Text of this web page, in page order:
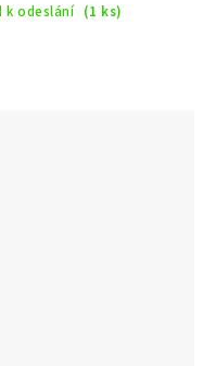
k odeslání (1 ks)